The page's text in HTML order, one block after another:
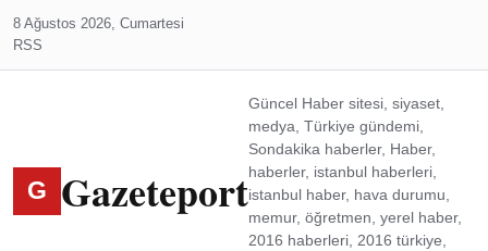
8 Ağustos 2026, Cumartesi
RSS
G Gazeteport
Güncel Haber sitesi, siyaset,
medya, Türkiye gündemi,
Sondakika haberler, Haber,
haberler, istanbul haberleri,
istanbul haber, hava durumu,
memur, öğretmen, yerel haber,
2016 haberleri, 2016 türkiye,